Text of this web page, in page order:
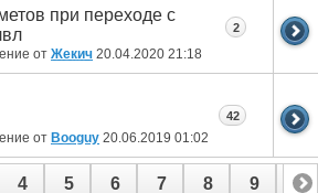
при переходе с
от Жекич 20.04.2020 21:18
2
от Booguy 20.06.2019 01:02
42
4 5 6 7 8 9 10